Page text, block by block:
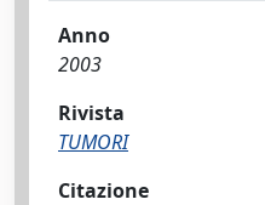
Anno
2003
Rivista
TUMORI
Citazione